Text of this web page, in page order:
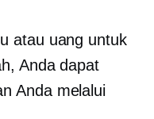
atau uang untuk
Anda dapat
Anda melalui